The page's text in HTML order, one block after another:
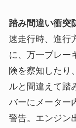
踏み間違い衝突
速走行時、進行
に、万一ブレー
険を察知したり
ルと間違えて踏
バーにメーター
警告。エンジン